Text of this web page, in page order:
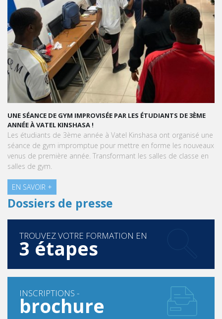
LES ÉTUDIANTS DE 3ÈME
Kinshasa ont organisé une
en forme les nouveaux
les salles de classe en
GRAND ORAL : TRANSFORMONS LE
À l'approche du Grand Oral, les
invités à transformer le stress en une
délicieuse qu'une création pâtissière.
Dossiers de presse
TROUVEZ VOTRE FORMATION EN
3 étapes
INSCRIPTIONS -
brochure